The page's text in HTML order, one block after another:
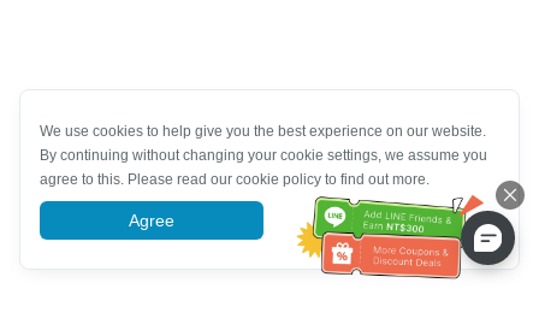
We use cookies to help give you the best experience on our website.
By continuing without changing your cookie settings, we assume you
agree to this. Please read our cookie policy to find out more.
Agree More information